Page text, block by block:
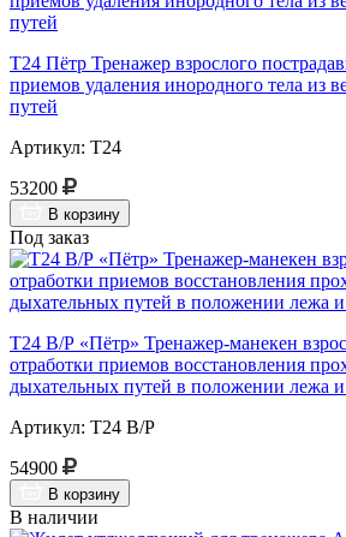
Т24 Пётр Тренажер взрослого
приемов удаления инородного тела из
путей
Артикул: Т24
53200
В корзину
Под заказ
Т24 В/Р «Пётр» Тренажер-манекен
отработки приемов восстановления
дыхательных путей в положении лежа и
Артикул: Т24 В/Р
54900
В корзину
В наличии